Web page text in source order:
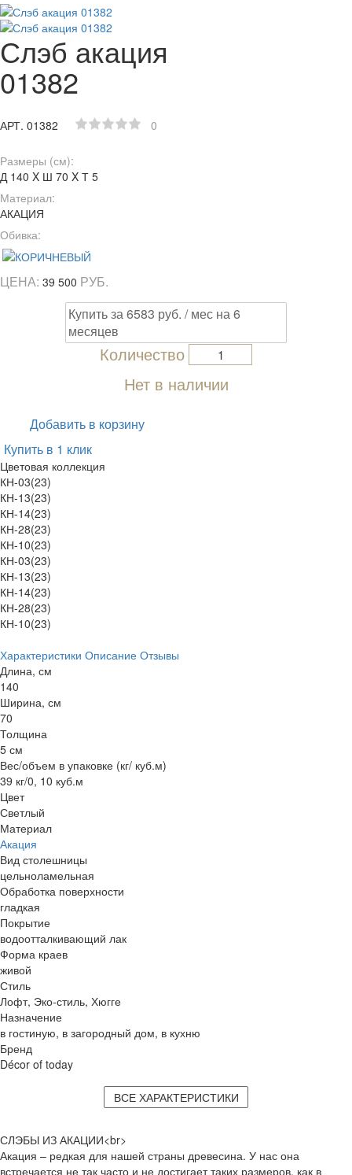
Слэб акация
01382
АРТ. 01382 0
Размеры (см):
Д 140 X Ш 70 X Т 5
Материал:
АКАЦИЯ
Обивка:
ЦЕНА: 39 500 РУБ.
Купить за 6583 руб. / мес на 6
месяцев
Количество
Нет в наличии
Добавить в корзину
Купить в 1 клик
Цветовая коллекция
КН-03(23)
КН-13(23)
КН-14(23)
КН-28(23)
КН-10(23)
КН-03(23)
КН-13(23)
КН-14(23)
КН-28(23)
КН-10(23)
Характеристики Описание Отзывы
Длина, см
140
Ширина, см
70
Толщина
5 см
Вес/объем в упаковке (кг/ куб.м)
39 кг/0, 10 куб.м
Цвет
Светлый
Материал
Акация
Вид столешницы
цельноламельная
Обработка поверхности
гладкая
Покрытие
водоотталкивающий лак
Форма краев
живой
Стиль
Лофт, Эко-стиль, Хюгге
Назначение
в гостиную, в загородный дом, в кухню
Бренд
Décor of today
ВСЕ ХАРАКТЕРИСТИКИ
СЛЭБЫ ИЗ АКАЦИИ<br>
Акация – редкая для нашей страны древесина. У нас она
встречается не так часто и не достигает таких размеров, как в